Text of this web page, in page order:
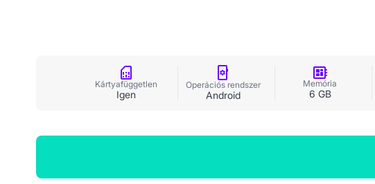
Kártyafüggetlen
Igen
Operációs rendszer
Android
Memória
6 GB